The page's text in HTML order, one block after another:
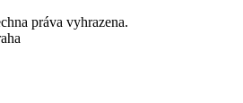
práva vyhrazena.